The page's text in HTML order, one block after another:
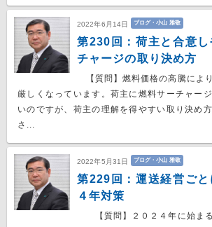
2022年6月14日 ブログ・小山 雅敬
第230回：荷主と合意
チャージの取り決め方
【質問】燃料価格の高騰によ
厳しくなっています。荷主に燃料サーチャー
いのですが、荷主の理解を得やすい取り決め
さ...
2022年5月31日 ブログ・小山 雅敬
第229回：運送経営ごと
４年対策
【質問】２０２４年に始まる